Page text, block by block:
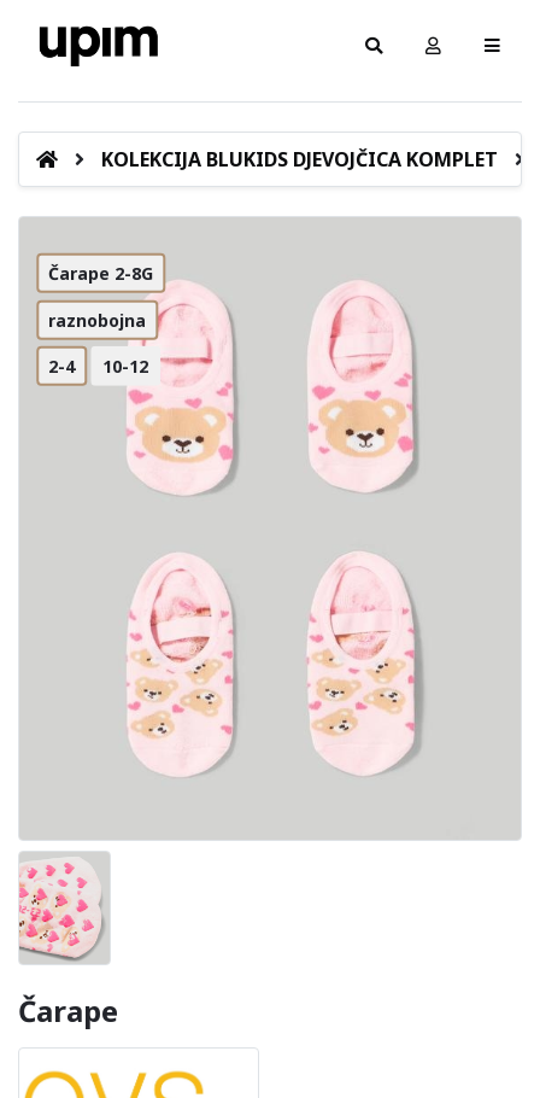
KOLEKCIJA BLUKIDS DJEVOJČICA KOMPLET
Čarape 2-8G
raznobojna
2-4 10-12
Čarape